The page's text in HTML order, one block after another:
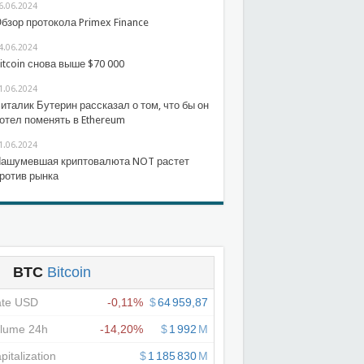
протокола Primex Finance
снова выше $70 000
Бутерин рассказал о том, что бы он
поменять в Ethereum
криптовалюта NOT растет
рынка